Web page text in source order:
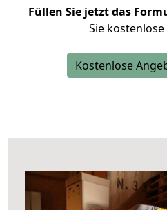
Füllen Sie jetzt das
Sie
Kostenlose